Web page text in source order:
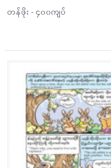
တန်ဖိုး - ၄၀၀ကျပ်